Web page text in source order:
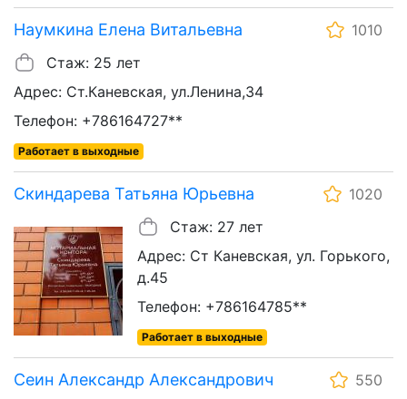
Наумкина Елена Витальевна
1010
Стаж: 25 лет
Адрес: Ст.Каневская, ул.Ленина,34
Телефон: +786164727**
Работает в выходные
Скиндарева Татьяна Юрьевна
1020
Стаж: 27 лет
Адрес: Ст Каневская, ул. Горького,
д.45
Телефон: +786164785**
Работает в выходные
Сеин Александр Александрович
550